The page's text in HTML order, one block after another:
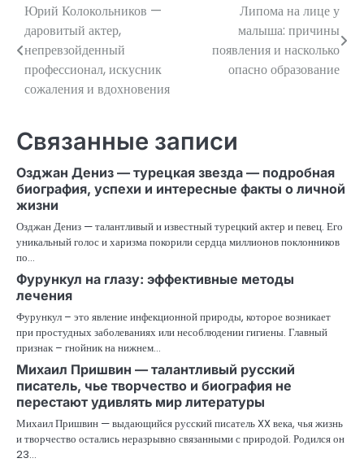
Навигация
по
записям
Юрий Колокольников —
даровитый актер,
непревзойденный
профессионал, искусник
сожаления и вдохновения
Липома на лице у
малыша: причины
появления и насколько
опасно образование
Связанные записи
Озджан Дениз — турецкая звезда — подробная
биография, успехи и интересные факты о личной
жизни
Озджан Дениз — талантливый и известный турецкий актер и певец. Его
уникальный голос и харизма покорили сердца миллионов поклонников
по…
Фурункул на глазу: эффективные методы
лечения
Фурункул – это явление инфекционной природы, которое возникает
при простудных заболеваниях или несоблюдении гигиены. Главный
признак – гнойник на нижнем…
Михаил Пришвин — талантливый русский
писатель, чье творчество и биография не
перестают удивлять мир литературы
Михаил Пришвин — выдающийся русский писатель XX века, чья жизнь
и творчество остались неразрывно связанными с природой. Родился он
23…